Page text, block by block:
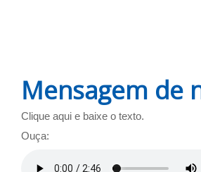
Mensagem de
Clique aqui e baixe o texto.
Ouça: